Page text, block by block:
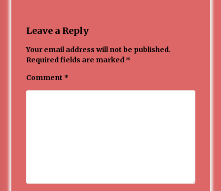
Leave a Reply
Your email address will not be published.
Required fields are marked *
Comment *